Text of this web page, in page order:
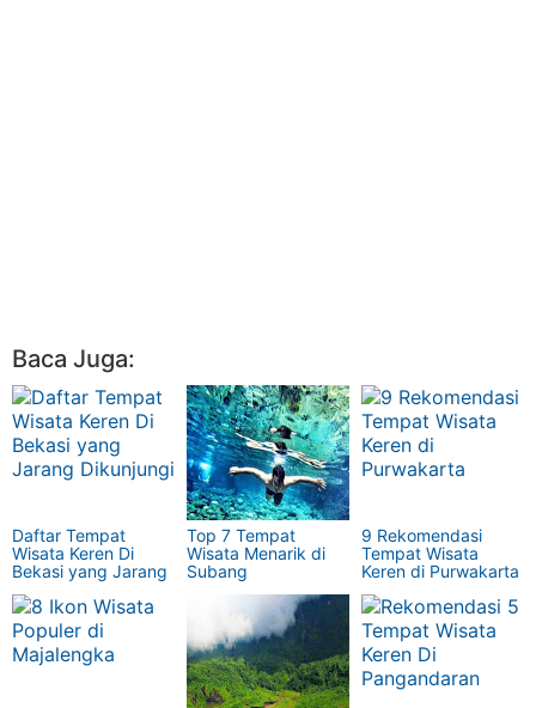
Baca Juga:
Daftar Tempat
Wisata Keren Di
Bekasi yang Jarang
Top 7 Tempat
Wisata Menarik di
Subang
9 Rekomendasi
Tempat Wisata
Keren di Purwakarta